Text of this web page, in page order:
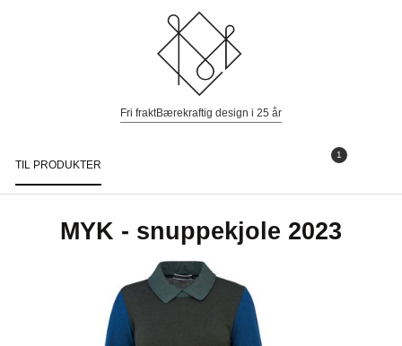
Fri fraktBærekraftig design i 25 år
1
TIL PRODUKTER
MYK - snuppekjole 2023